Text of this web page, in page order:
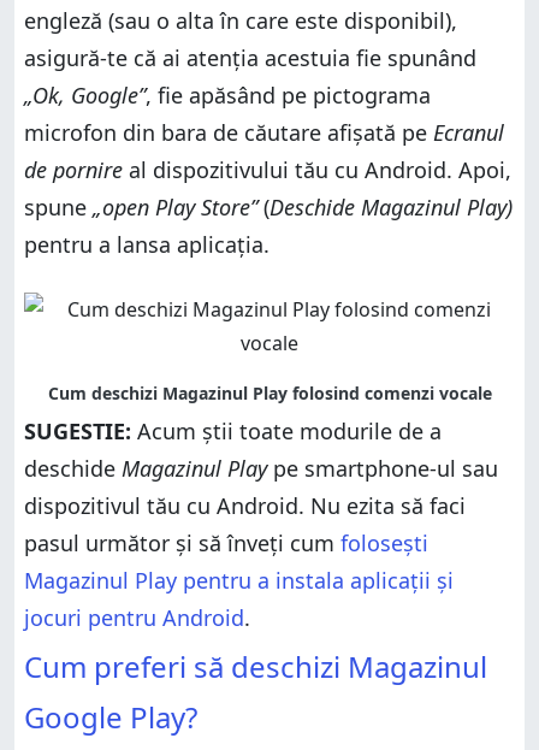
engleză (sau o alta în care este disponibil),
asigură-te că ai atenția acestuia fie spunând
„Ok, Google”, fie apăsând pe pictograma
microfon din bara de căutare afișată pe Ecranul
de pornire al dispozitivului tău cu Android. Apoi,
spune „open Play Store”(Deschide Magazinul Play)
pentru a lansa aplicația.
SUGESTIE: Acum știi toate modurile de a
deschide Magazinul Plaype smartphone-ul sau
dispozitivul tău cu Android. Nu ezita să faci
pasul următor și să înveți cum folosești
Magazinul Play pentru a instala aplicații și
jocuri pentru Android.
Cum preferi să deschizi Magazinul
Google Play?